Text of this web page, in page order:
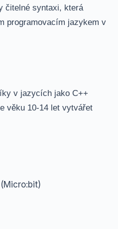
čitelné syntaxi, která
programovacím jazykem v
v jazycích jako C++
věku 10-14 let vytvářet